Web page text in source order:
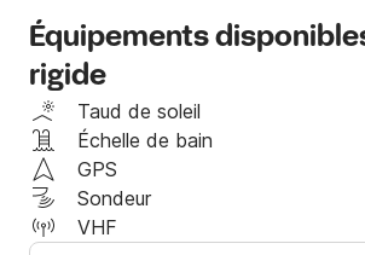
Embarquez à 6 maximum, pour être
profiter de la journée en mer.
Pour plus d'information, n'hésitez
via la messagerie Click&Boat.
A très vite !
Équipements
rigide
Taud de soleil
Échelle de bain
GPS
Sondeur
VHF